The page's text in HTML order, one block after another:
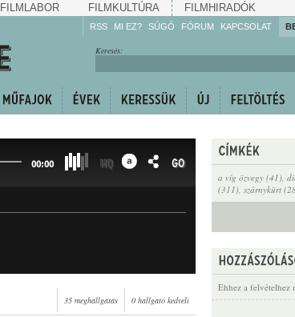
FILMLABOR FILMKULTÚRA FILMHIRADÓK
RSS MI EZ? SÚGÓ
Gyarapítsa!
FÓRUM KAPCSOLAT
Keresés:
a víg özvegy (41),
(311), szárnykürt
Ehhez a felvételhez
00:00 HQ GO
35 meghallgatás 0 hallgató kedveli